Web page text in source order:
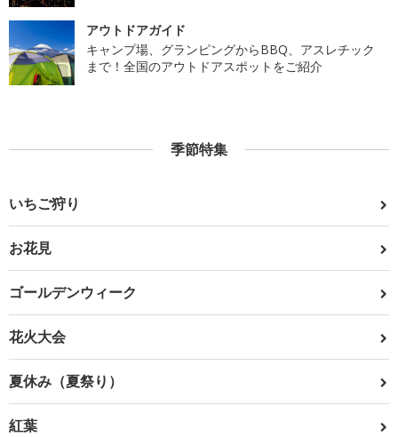
アウトドアガイド
キャンプ場、グランピングからBBQ、アスレチック
まで！全国のアウトドアスポットをご紹介
季節特集
いちご狩り
お花見
ゴールデンウィーク
花火大会
夏休み（夏祭り）
紅葉